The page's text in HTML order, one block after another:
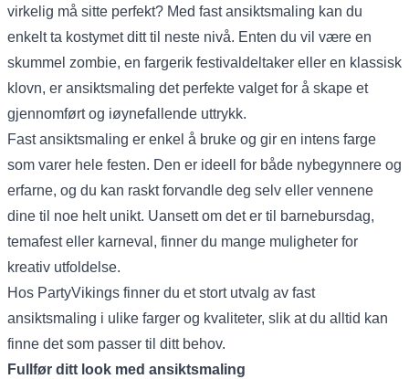
virkelig må sitte perfekt? Med fast ansiktsmaling kan du
enkelt ta kostymet ditt til neste nivå. Enten du vil være en
skummel zombie, en fargerik festivaldeltaker eller en klassisk
klovn, er ansiktsmaling det perfekte valget for å skape et
gjennomført og iøynefallende uttrykk.
Fast ansiktsmaling er enkel å bruke og gir en intens farge
som varer hele festen. Den er ideell for både nybegynnere og
erfarne, og du kan raskt forvandle deg selv eller vennene
dine til noe helt unikt. Uansett om det er til barnebursdag,
temafest eller karneval, finner du mange muligheter for
kreativ utfoldelse.
Hos PartyVikings finner du et stort utvalg av fast
ansiktsmaling i ulike farger og kvaliteter, slik at du alltid kan
finne det som passer til ditt behov.
Fullfør ditt look med ansiktsmaling